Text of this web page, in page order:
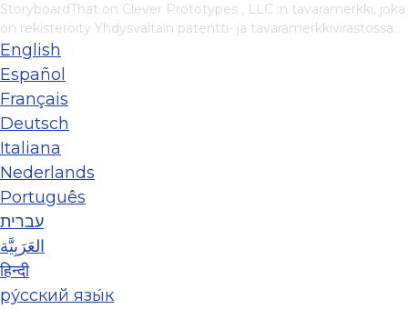
StoryboardThat on Clever Prototypes , LLC :n tavaramerkki, joka
on rekisteröity Yhdysvaltain patentti- ja tavaramerkkivirastossa.
English
Español
Français
Deutsch
Italiana
Nederlands
Português
עברית
العَرَبِيَّة
हिन्दी
ру́сский язы́к